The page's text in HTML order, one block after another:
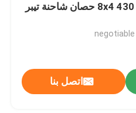
اتصل بنا